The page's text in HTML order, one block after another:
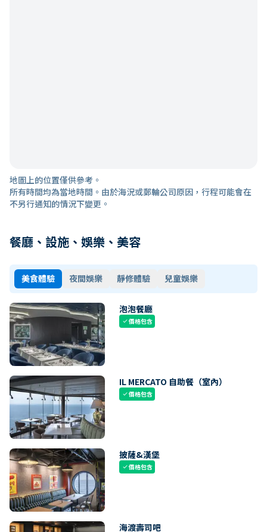
地圖上的位置僅供參考。
所有時間均為當地時間。由於海況或郵輪公司原因，行程可能會在
不另行通知的情況下變更。
餐廳、設施、娛樂、美容
美食體驗 夜間娛樂 靜修體驗 兒童娛樂
泡泡餐廳
check價格包含
IL MERCATO 自助餐（室內）
check價格包含
披薩&漢堡
check價格包含
海渡壽司吧